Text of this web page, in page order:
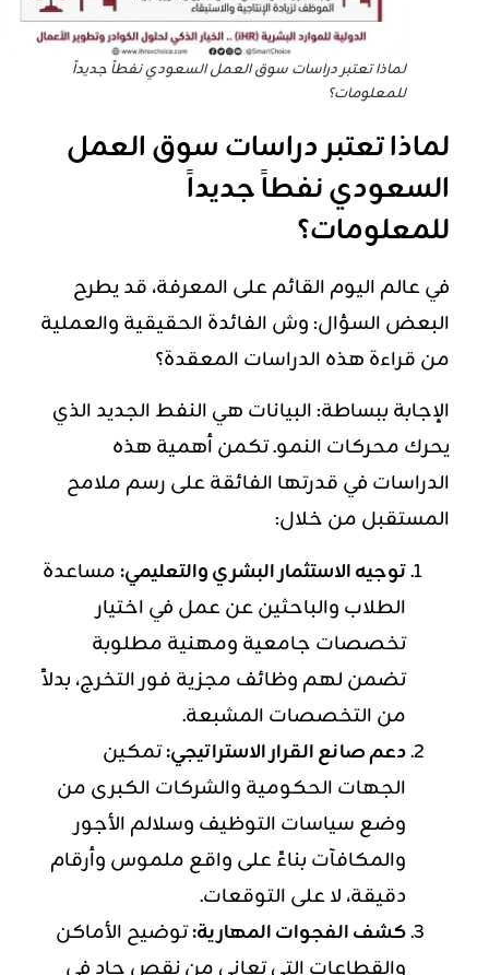
لماذا تعتبر دراسات سوق العمل السعودي نفطاً جديداً
للمعلومات؟
لماذا تعتبر دراسات سوق العمل
السعودي نفطاً جديداً
للمعلومات؟
في عالم اليوم القائم على المعرفة، قد يطرح
البعض السؤال: وش الفائدة الحقيقية والعملية
من قراءة هذه الدراسات المعقدة؟
الإجابة ببساطة: البيانات هي النفط الجديد الذي
يحرك محركات النمو. تكمن أهمية هذه
الدراسات في قدرتها الفائقة على رسم ملامح
المستقبل من خلال:
توجيه الاستثمار البشري والتعليمي:مساعدة
الطلاب والباحثين عن عمل في اختيار
تخصصات جامعية ومهنية مطلوبة
تضمن لهم وظائف مجزية فور التخرج، بدلاً
من التخصصات المشبعة.
دعم صانع القرار الاستراتيجي:تمكين
الجهات الحكومية والشركات الكبرى من
وضع سياسات التوظيف وسلالم الأجور
والمكافآت بناءً على واقع ملموس وأرقام
دقيقة، لا على التوقعات.
كشف الفجوات المهارية:توضيح الأماكن